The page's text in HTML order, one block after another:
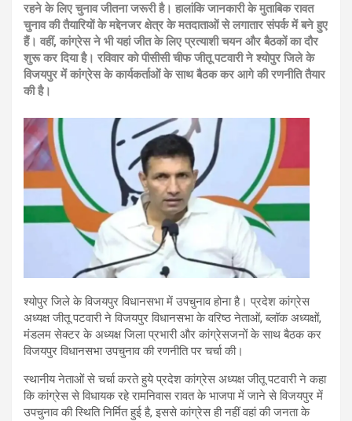
रहने के लिए चुनाव जीतना जरूरी है। हालांकि जानकारी के मुताबिक रावत
चुनाव की तैयारियों के मद्देनजर क्षेत्र के मतदाताओं से लगातार संपर्क में बने हुए
हैं। वहीं, कांग्रेस ने भी यहां जीत के लिए प्रत्याशी चयन और बैठकों का दौर
शुरू कर दिया है। रविवार को पीसीसी चीफ जीतू पटवारी ने श्योपुर जिले के
विजयपुर में कांग्रेस के कार्यकर्ताओं के साथ बैठक कर आगे की रणनीति तैयार
की है।
श्योपुर जिले के विजयपुर विधानसभा में उपचुनाव होना है। प्रदेश कांग्रेस
अध्यक्ष जीतू पटवारी ने विजयपुर विधानसभा के वरिष्ठ नेताओं, ब्लॉक अध्यक्षों,
मंडलम सेक्टर के अध्यक्ष जिला प्रभारी और कांग्रेसजनों के साथ बैठक कर
विजयपुर विधानसभा उपचुनाव की रणनीति पर चर्चा की।
स्थानीय नेताओं से चर्चा करते हुये प्रदेश कांग्रेस अध्यक्ष जीतू पटवारी ने कहा
कि कांग्रेस से विधायक रहे रामनिवास रावत के भाजपा में जाने से विजयपुर में
उपचुनाव की स्थिति निर्मित हुई है, इससे कांग्रेस ही नहीं वहां की जनता के